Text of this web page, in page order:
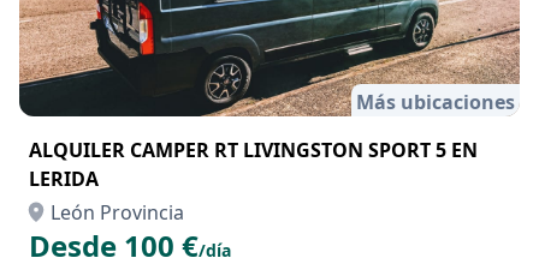
Más ubicaciones
ALQUILER CAMPER RT LIVINGSTON SPORT 5 EN
LERIDA
León Provincia
Desde 100 €/día